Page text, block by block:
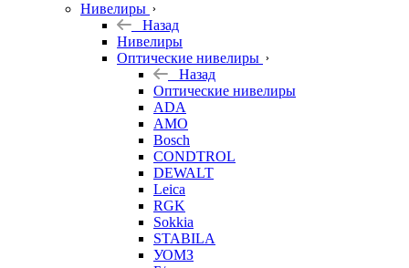
Нивелиры
Назад
Нивелиры
Оптические нивелиры
Назад
Оптические нивелиры
ADA
AMO
Bosch
CONDTROL
DEWALT
Leica
RGK
Sokkia
STABILA
УОМЗ